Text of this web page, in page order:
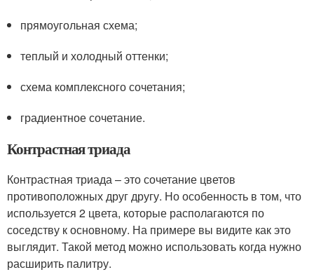
прямоугольная схема;
теплый и холодный оттенки;
схема комплексного сочетания;
градиентное сочетание.
Контрастная триада
Контрастная триада – это сочетание цветов
противоположных друг другу. Но особенность в том, что
используется 2 цвета, которые располагаются по
соседству к основному. На примере вы видите как это
выглядит. Такой метод можно использовать когда нужно
расширить палитру.